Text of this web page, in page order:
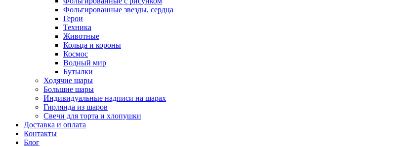
Фольгированные звезды, сердца
Герои
Техника
Животные
Кольца и короны
Космос
Водный мир
Бутылки
Ходячие шары
Большие шары
Индивидуальные надписи на шарах
Гирлянда из шаров
Свечи для торта и хлопушки
Доставка и оплата
Контакты
Блог